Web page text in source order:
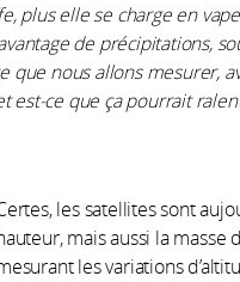
plus elle se charge en
de précipitations,
que nous allons mesurer,
est-ce que ça pourrait
les satellites sont
mais aussi la masse
les variations